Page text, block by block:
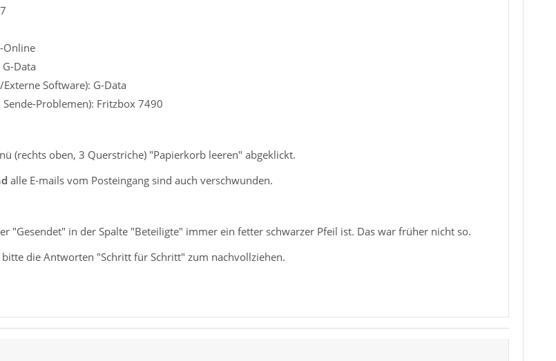
Online
Data
Software): G-Data
Problemen): Fritzbox 7490
(rechts oben, 3 Querstriche) "Papierkorb leeren" abgeklickt.
alle E-mails vom Posteingang sind auch verschwunden.
"Gesendet" in der Spalte "Beteiligte" immer ein fetter schwarzer Pfeil ist. Das war früher nicht so.
die Antworten "Schritt für Schritt" zum nachvollziehen.